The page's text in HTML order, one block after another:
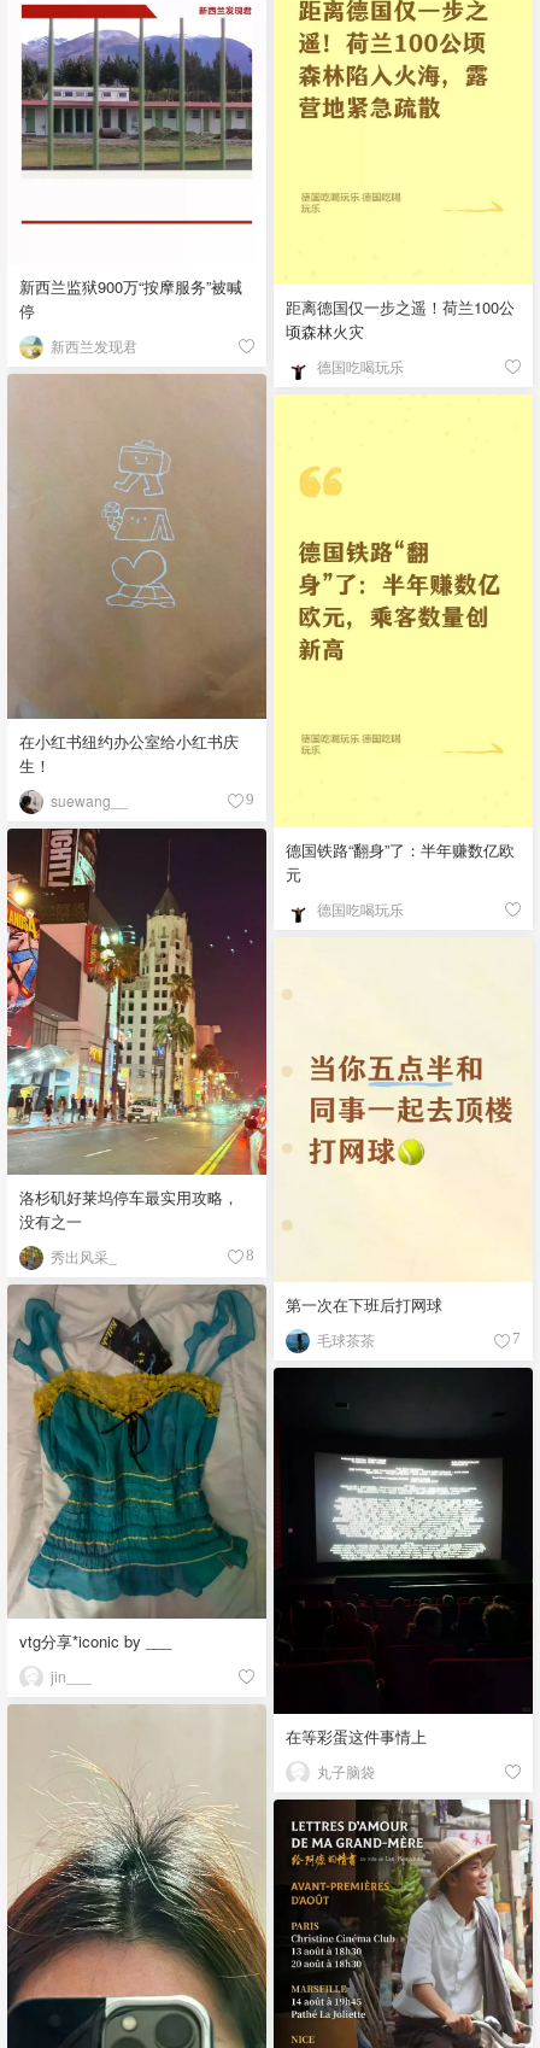
新西兰监狱900万“按摩服务”被喊
停
新西兰发现君
距离德国仅一步之遥！荷兰100公
顷森林火灾
德国吃喝玩乐
在小红书纽约办公室给小红书庆
生！
suewang__ 9
德国铁路“翻身”了：半年赚数亿欧
元
德国吃喝玩乐
洛杉矶好莱坞停车最实用攻略，
没有之一
秀出风采_ 8
第一次在下班后打网球
毛球茶茶 7
vtg分享*iconic by ___
jin___
在等彩蛋这件事情上
丸子脑袋